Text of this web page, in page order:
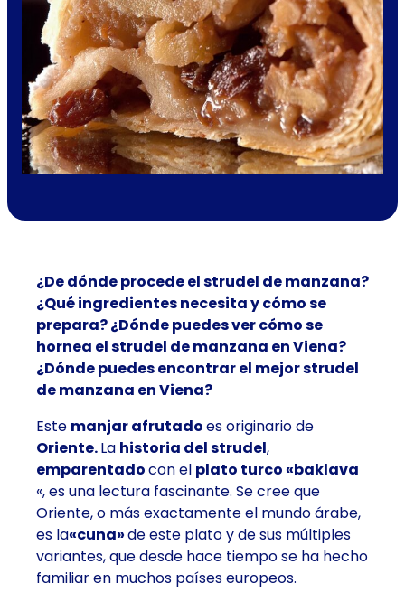
¿De dónde procede el strudel de manzana?
¿Qué ingredientes necesita y cómo se
prepara? ¿Dónde puedes ver cómo se
hornea el strudel de manzana en Viena?
¿Dónde puedes encontrar el mejor strudel
de manzana en Viena?
Este manjar afrutadoes originario de
Oriente.La historia del strudel,
emparentadocon el plato turco «baklava
«, es una lectura fascinante. Se cree que
Oriente, o más exactamente el mundo árabe,
es la«cuna»de este plato y de sus múltiples
variantes, que desde hace tiempo se ha hecho
familiar en muchos países europeos.